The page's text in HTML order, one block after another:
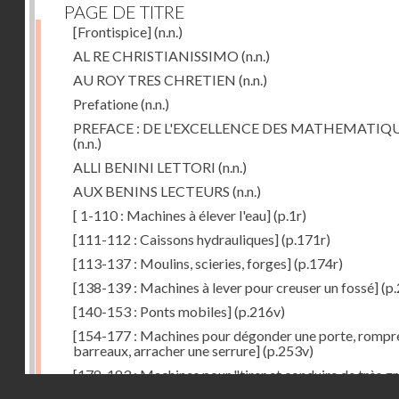
PAGE DE TITRE
[Frontispice](n.n.)
AL RE CHRISTIANISSIMO (n.n.)
AU ROY TRES CHRETIEN (n.n.)
Prefatione(n.n.)
PREFACE : DE L'EXCELLENCE DES
(n.n.)
ALLI BENINI LETTORI (n.n.)
AUX BENINS LECTEURS (n.n.)
[ 1-110 : Machines à élever l'eau](p.1r)
[111-112 : Caissons hydrauliques](p.171r)
[113-137 : Moulins, scieries, forges](p.174r)
[138-139 : Machines à lever pour creuser un fossé]
[140-153 : Ponts mobiles](p.216v)
[154-177 : Machines pour dégonder une porte,
barreaux, arracher une serrure](p.253v)
[178-183 : Machines pour "tirer et conduire de très